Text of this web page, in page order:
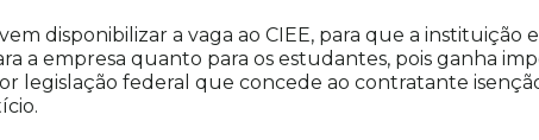
disponibilizar a vaga ao CIEE, para que a
a empresa quanto para os estudantes, pois ganha
legislação federal que concede ao contratante